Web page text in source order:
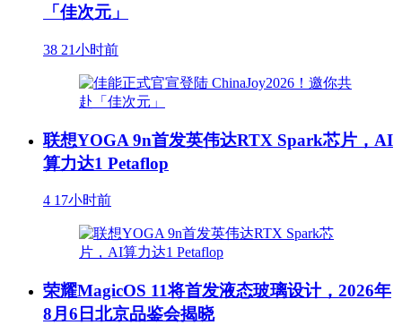
「佳次元」
38 21小时前
联想YOGA 9n首发英伟达RTX Spark芯片，AI
算力达1 Petaflop
4 17小时前
荣耀MagicOS 11将首发液态玻璃设计，2026年
8月6日北京品鉴会揭晓